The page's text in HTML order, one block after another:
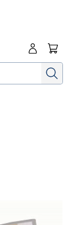
Me